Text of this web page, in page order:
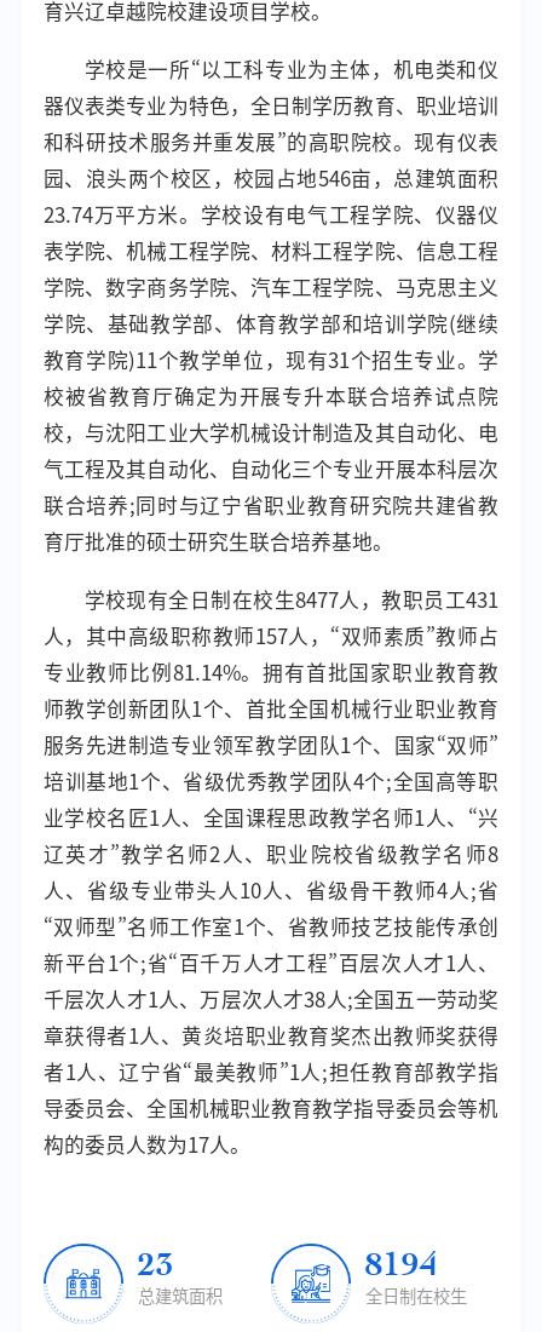
育兴辽卓越院校建设项目学校。
学校是一所“以工科专业为主体，机电类和仪
器仪表类专业为特色，全日制学历教育、职业培训
和科研技术服务并重发展”的高职院校。现有仪表
园、浪头两个校区，校园占地546亩，总建筑面积
23.74万平方米。学校设有电气工程学院、仪器仪
表学院、机械工程学院、材料工程学院、信息工程
学院、数字商务学院、汽车工程学院、马克思主义
学院、基础教学部、体育教学部和培训学院(继续
教育学院)11个教学单位，现有31个招生专业。学
校被省教育厅确定为开展专升本联合培养试点院
校，与沈阳工业大学机械设计制造及其自动化、电
气工程及其自动化、自动化三个专业开展本科层次
联合培养;同时与辽宁省职业教育研究院共建省教
育厅批准的硕士研究生联合培养基地。
学校现有全日制在校生8477人，教职员工431
人，其中高级职称教师157人，“双师素质”教师占
专业教师比例81.14%。拥有首批国家职业教育教
师教学创新团队1个、首批全国机械行业职业教育
服务先进制造专业领军教学团队1个、国家“双师”
培训基地1个、省级优秀教学团队4个;全国高等职
业学校名匠1人、全国课程思政教学名师1人、“兴
辽英才”教学名师2人、职业院校省级教学名师8
人、省级专业带头人10人、省级骨干教师4人;省
“双师型”名师工作室1个、省教师技艺技能传承创
新平台1个;省“百千万人才工程”百层次人才1人、
千层次人才1人、万层次人才38人;全国五一劳动奖
章获得者1人、黄炎培职业教育奖杰出教师奖获得
者1人、辽宁省“最美教师”1人;担任教育部教学指
导委员会、全国机械职业教育教学指导委员会等机
构的委员人数为17人。
23.74
总建筑面积
8477
全日制在校生